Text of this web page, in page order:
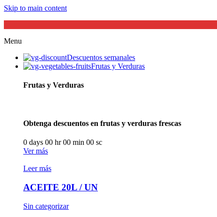
Skip to main content
Menu
Descuentos semanales
Frutas y Verduras
Frutas y Verduras
Obtenga descuentos en frutas y verduras frescas
0 days 00 hr00 min 00 sc
Ver más
Leer más
ACEITE 20L / UN
Sin categorizar